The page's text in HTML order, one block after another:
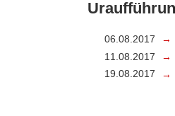
06.08.2017
→
11.08.2017
→
19.08.2017
→